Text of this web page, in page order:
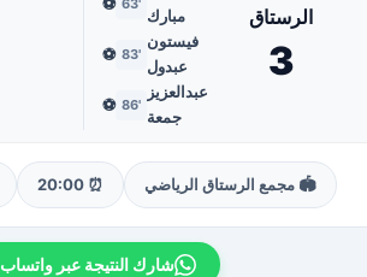
الرستاق
3
مبارك
فيستون
عبدول
'83
⚽
عبدالعزيز
جمعة
'86
⚽
🏟️ مجمع الرستاق الرياضي ⏰ 20:00
شارك النتيجة عبر واتساب